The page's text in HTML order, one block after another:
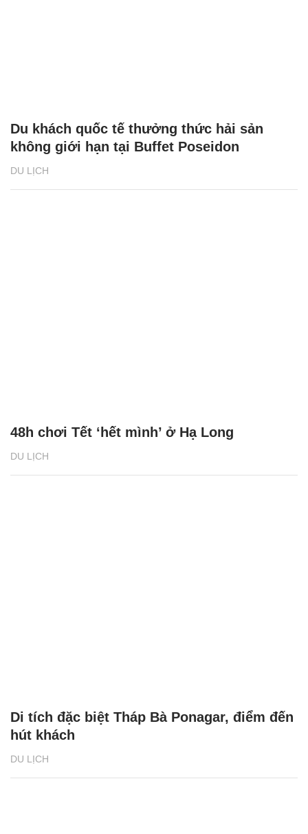
DU LỊCH
Du khách quốc tế thưởng thức hải sản
không giới hạn tại Buffet Poseidon
DU LỊCH
48h chơi Tết ‘hết mình’ ở Hạ Long
DU LỊCH
Di tích đặc biệt Tháp Bà Ponagar, điểm đến
hút khách